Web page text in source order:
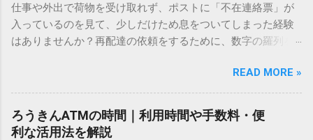
必要はありません。 1. なぜ「変換」しても旧字・外字が出て
こないのか？ そもそも、なぜ普通の変換で出てこない漢字が
あるのでしょうか。その理由は、パソコンが文字を認識する
は、JIS規格（日本産業規格）によって「第1水準」「第2水
準」といった形で整理されています。しかし、人名や地名に
使われる非常に古い漢字（旧字）や、特定の組織だけで作ら
れた「外字」は、この一般的な変換リストに含まれていない
仕事や外出で荷物を受け取れず、ポストに「不在連絡票」が
入っているのを見て、少しだけため息をついてしまった経験
はありませんか？再配達の依頼をするために、数字の羅列を
ことに申し訳なさを感じたりすることもあるかもしれませ
ん。 「もっとスムーズに、自分のタイミングで受け取りた
い」 「わざわざ電話をかけずに、スマホ一つで完結させた
い」 そんな願いを叶えてくれるのが、佐川急便の会員制サー
READ MORE »
ろうきんATMの時間｜利用時間や手数料・便
利な活用法を解説